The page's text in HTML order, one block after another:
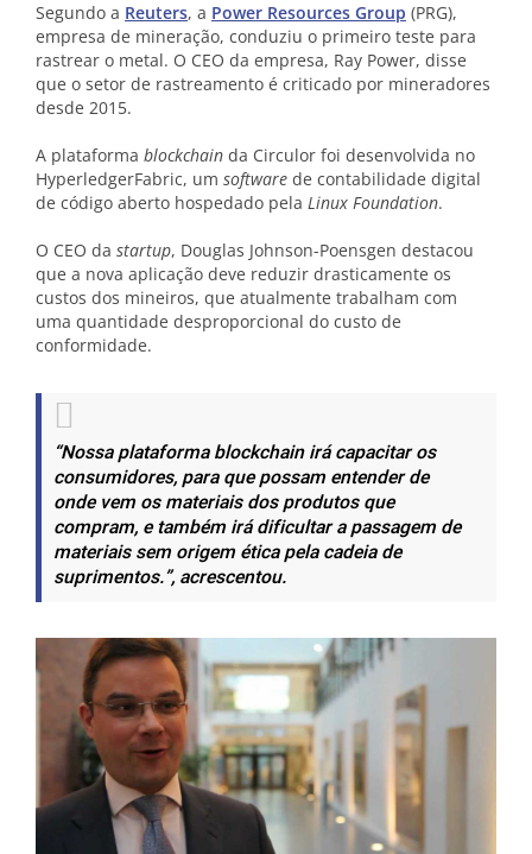
Segundo a Reuters, a Power Resources Group (PRG),
empresa de mineração, conduziu o primeiro teste para
rastrear o metal. O CEO da empresa, Ray Power, disse
que o setor de rastreamento é criticado por mineradores
desde 2015.
A plataforma blockchain da Circulor foi desenvolvida no
HyperledgerFabric, um software de contabilidade digital
de código aberto hospedado pela Linux Foundation.
O CEO da startup, Douglas Johnson-Poensgen destacou
que a nova aplicação deve reduzir drasticamente os
custos dos mineiros, que atualmente trabalham com
uma quantidade desproporcional do custo de
conformidade.
“Nossa plataformablockchain irá capacitar os
consumidores, para que possam entender de
onde vem os materiais dos produtos que
compram, e também irá dificultar a passagem de
materiais sem origem ética pela cadeia de
suprimentos.”, acrescentou.